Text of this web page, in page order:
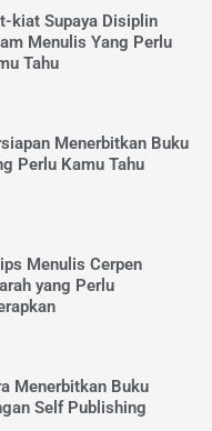
kiat Supaya Disiplin
Menulis Yang Perlu
Tahu
Menerbitkan Buku
Perlu Kamu Tahu
Menulis Cerpen
yang Perlu
Menerbitkan Buku
Self Publishing